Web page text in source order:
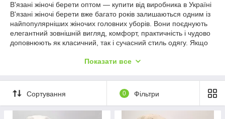
В'язані жіночі берети оптом — купити від виробника в Україні
В'язані жіночі берети вже багато років залишаються одним із
найпопулярніших жіночих головних уборів. Вони поєднують
елегантний зовнішній вигляд, комфорт, практичність і чудово
доповнюють як класичний, так і сучасний стиль одягу. Якщо
магазин Shapki-Odezda пропонує широкий вибір моделей за
Ми працюємо зі складами в Одесі (ринок 7 км) та
пропонуємо тільки актуальні колекції жіночих беретів для
магазинів, інтернет-магазинів, торгових точок і підприємців по
всій Україні. Мінімальне оптове замовлення становить лише
Показати все
Сортування 0 Фільтри